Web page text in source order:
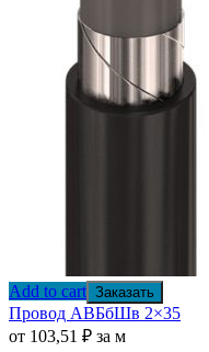
Add to cart Заказать
Провод АВБбШв 2×35
от 103,51 ₽ за м